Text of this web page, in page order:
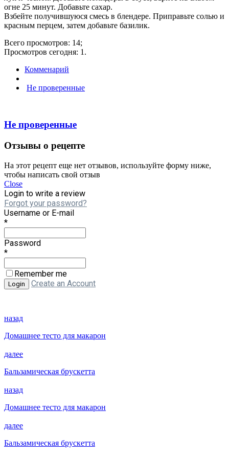
огне 25 минут. Добавьте сахар.
Взбейте получившуюся смесь в блендере. Приправьте солью и
красным перцем, затем добавьте базилик.
Всего просмотров: 14;
Просмотров сегодня: 1.
Комменарий
Не проверенные
Не проверенные
Отзывы о рецепте
На этот рецепт еще нет отзывов, используйте форму ниже,
чтобы написать свой отзыв
Close
Login to write a review
Forgot your password?
Username or E-mail
*
Password
*
Remember me
Create an Account
назад
Домашнее тесто для макарон
далее
Бальзамическая брускетта
назад
Домашнее тесто для макарон
далее
Бальзамическая брускетта